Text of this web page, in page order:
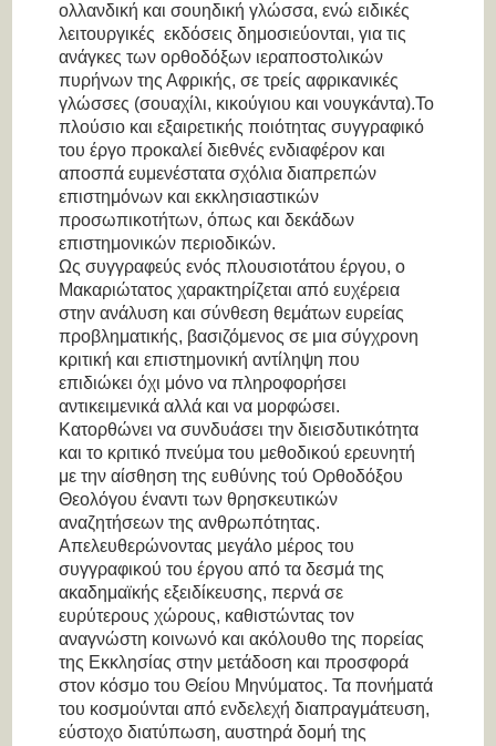
ολλανδική και σουηδική γλώσσα, ενώ ειδικές
λειτουργικές εκδόσεις δημοσιεύονται, για τις
ανάγκες των ορθοδόξων ιεραποστολικών
πυρήνων της Αφρικής, σε τρείς αφρικανικές
γλώσσες (σουαχίλι, κικούγιου και νουγκάντα).Το
πλούσιο και εξαιρετικής ποιότητας συγγραφικό
του έργο προκαλεί διεθνές ενδιαφέρον και
αποσπά ευμενέστατα σχόλια διαπρεπών
επιστημόνων και εκκλησιαστικών
προσωπικοτήτων, όπως και δεκάδων
επιστημονικών περιοδικών.
Ως συγγραφεύς ενός πλουσιοτάτου έργου, ο
Μακαριώτατος χαρακτηρίζεται από ευχέρεια
στην ανάλυση και σύνθεση θεμάτων ευρείας
προβληματικής, βασιζόμενος σε μια σύγχρονη
κριτική και επιστημονική αντίληψη που
επιδιώκει όχι μόνο να πληροφορήσει
αντικειμενικά αλλά και να μορφώσει.
Κατορθώνει να συνδυάσει την διεισδυτικότητα
και το κριτικό πνεύμα του μεθοδικού ερευνητή
με την αίσθηση της ευθύνης τού Ορθοδόξου
Θεολόγου έναντι των θρησκευτικών
αναζητήσεων της ανθρωπότητας.
Απελευθερώνοντας μεγάλο μέρος του
συγγραφικού του έργου από τα δεσμά της
ακαδημαϊκής εξειδίκευσης, περνά σε
ευρύτερους χώρους, καθιστώντας τον
αναγνώστη κοινωνό και ακόλουθο της πορείας
της Εκκλησίας στην μετάδοση και προσφορά
στον κόσμο του Θείου Μηνύματος. Τα πονήματά
του κοσμούνται από ενδελεχή διαπραγμάτευση,
εύστοχο διατύπωση, αυστηρά δομή της